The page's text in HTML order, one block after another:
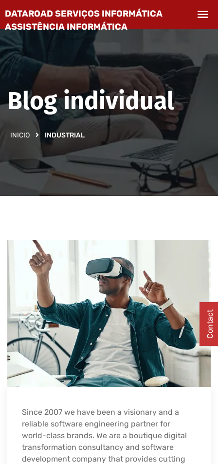
Blog individual
INICIO INDUSTRIAL
Since 2007 we have been a visionary and a
reliable software engineering partner for
world-class brands. We are a boutique digital
transformation consultancy and software
development company that provides cutting
Contact